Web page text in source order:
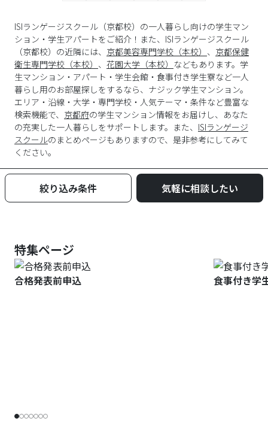
ISIランゲージスクール（京都校）の一人暮らし向けの学生マン
ション・学生アパートをご紹介！また、ISIランゲージスクール
（京都校）の近隣には、 京都美容専門学校（本校） 、 京都保健
衛生専門学校（本校） 、 花園大学（本校） などもあります。学
生マンション・アパート・学生会館・食事付き学生寮など一人
暮らし用のお部屋探しをするなら、ナジック学生マンション。
エリア・沿線・大学・専門学校・人気テーマ・条件など豊富な
検索機能で、 京都府の学生マンション情報をお届けし、あなた
の充実した一人暮らしをサポートします。また、 ISIランゲージ
スクールのまとめページもありますので、是非参考にしてみて
ください。
絞り込み条件 気軽に相談したい
特集ページ
合格発表前申込 食事付き学